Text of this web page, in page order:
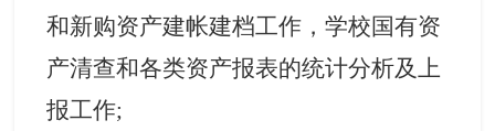
和新购资产建帐建档工作，学校国有资
产清查和各类资产报表的统计分析及上
报工作;